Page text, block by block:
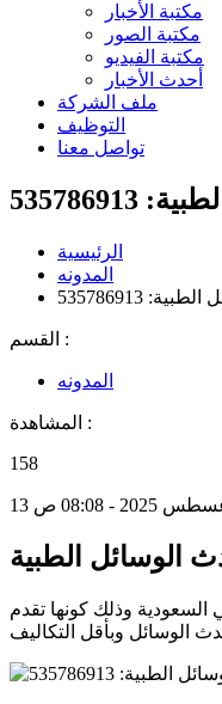
مكتبة الأخبار
مكتبة الصور
مكتبة الفيديو
أحدث الأخبار
ملف الشركة
التوظيف
تواصل معنا
الرئيسية
المدونه
القسم :
المدونه
المشاهدة :
158
2025 - 08:08 ص
الوسائل الطبية
وذلك كونها تقدم